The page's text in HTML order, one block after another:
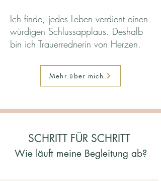
Ich finde, jedes Leben verdient einen
würdigen Schlussapplaus. Deshalb
bin ich Trauerrednerin von Herzen.
Mehr über mich
SCHRITT FÜR SCHRITT
Wie läuft meine Begleitung ab?